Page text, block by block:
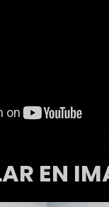
EN